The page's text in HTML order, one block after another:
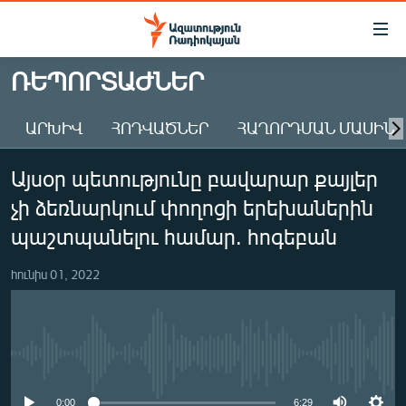
Մատչելիության
Անցնել
հիմնական
Անցնել
հիմնական
մենյուին
Որոնում
ԱԶԱՏՈՒԹՅՈՒՆ TV
ՀԱՅԱՍՏԱՆ
ԸՆՏՐՈՒԹՅՈՒՆՆԵՐ 2026
ԻՐԱՎՈՒՆՔ
ՏՆՏԵՍՈՒԹՅՈՒՆ
ՌԵՊՈՐՏԱԺՆԵՐ
ԱՐԽԻՎ ՀՈԴՎԱԾՆԵՐ ՀԱՂՈՐԴՄԱՆ ՄԱՍԻՆ
Այսօր պետությունը բավարար քայլեր
չի ձեռնարկում փողոցի երեխաներին
պաշտպանելու համար. հոգեբան
հունիս 01, 2022
0:00 6:29